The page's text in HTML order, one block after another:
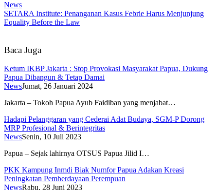
News
SETARA Institute: Penanganan Kasus Febrie Harus Menjunjung
Equality Before the Law
Baca Juga
Ketum IKBP Jakarta : Stop Provokasi Masyarakat Papua, Dukung
Papua Dibangun & Tetap Damai
NewsJumat, 26 Januari 2024
Jakarta – Tokoh Papua Ayub Faidiban yang menjabat…
Hadapi Pelanggaran yang Cederai Adat Budaya, SGM-P Dorong
MRP Profesional & Berintegritas
NewsSenin, 10 Juli 2023
Papua – Sejak lahirnya OTSUS Papua Jilid I…
PKK Kampung Inmdi Biak Numfor Papua Adakan Kreasi
Peningkatan Pemberdayaan Perempuan
NewsRabu, 28 Juni 2023